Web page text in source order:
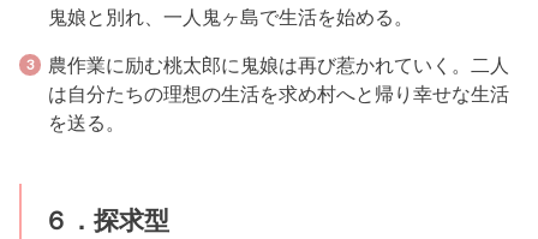
鬼娘と別れ、一人鬼ヶ島で生活を始める。
農作業に励む桃太郎に鬼娘は再び惹かれていく。二人
は自分たちの理想の生活を求め村へと帰り幸せな生活
を送る。
６．探求型